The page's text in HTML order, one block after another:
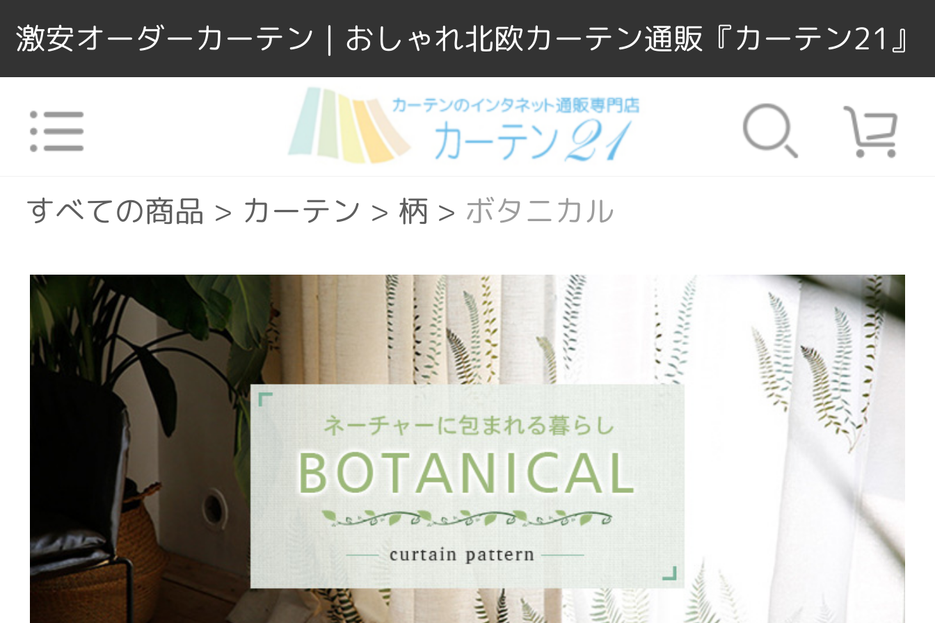
激安オーダーカーテン｜おしゃれ北欧カーテン通販『カーテン21』
すべての商品 > カーテン > 柄> ボタニカル